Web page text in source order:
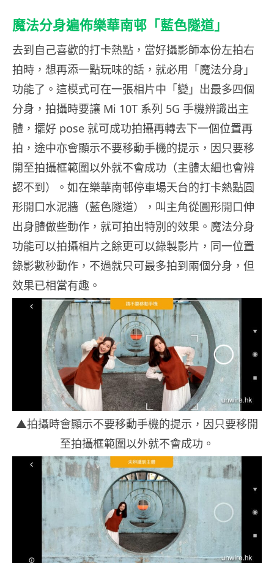
魔法分身遍佈樂華南邨「藍色隧道」
去到自己喜歡的打卡熱點，當好攝影師本份左拍右
拍時，想再添一點玩味的話，就必用「魔法分身」
功能了。這模式可在一張相片中「變」出最多四個
分身，拍攝時要讓 Mi 10T 系列 5G 手機辨識出主
體，擺好 pose 就可成功拍攝再轉去下一個位置再
拍，途中亦會顯示不要移動手機的提示，因只要移
開至拍攝框範圍以外就不會成功（主體太細也會辨
認不到）。如在樂華南邨停車場天台的打卡熱點圓
形開口水泥牆（藍色隧道），叫主角從圓形開口伸
出身體做些動作，就可拍出特別的效果。魔法分身
功能可以拍攝相片之餘更可以錄製影片，同一位置
錄影數秒動作，不過就只可最多拍到兩個分身，但
效果已相當有趣。
▲拍攝時會顯示不要移動手機的提示，因只要移開
至拍攝框範圍以外就不會成功。